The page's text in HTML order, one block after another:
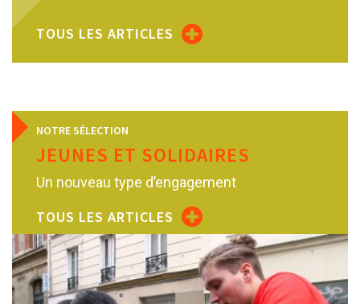
TOUS LES ARTICLES
NOTRE SÉLECTION
JEUNES ET SOLIDAIRES
Un nouveau type d’engagement
TOUS LES ARTICLES